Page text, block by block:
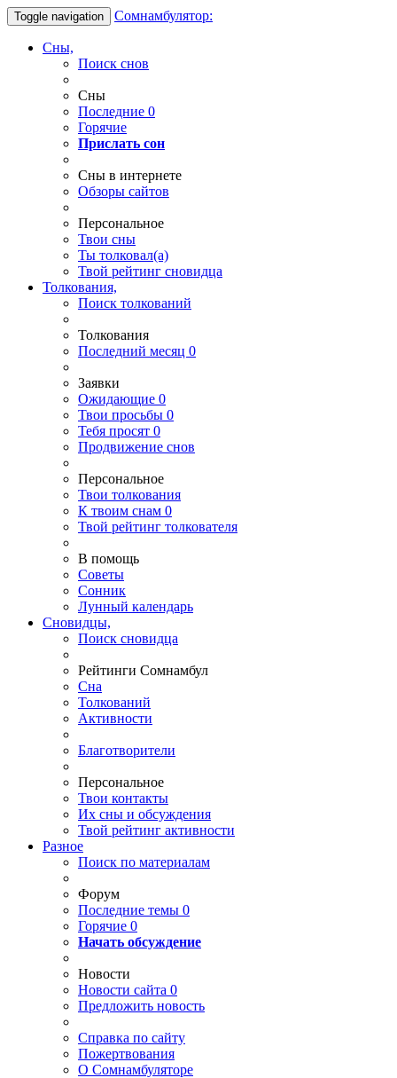
Toggle navigation Сомнамбулятор:
Сны,
Поиск снов
Сны
Последние 0
Горячие
Прислать сон
Сны в интернете
Обзоры сайтов
Персональное
Твои сны
Ты толковал(а)
Твой рейтинг сновидца
Толкования,
Поиск толкований
Толкования
Последний месяц 0
Заявки
Ожидающие 0
Твои просьбы 0
Тебя просят 0
Продвижение снов
Персональное
Твои толкования
К твоим снам 0
Твой рейтинг толкователя
В помощь
Советы
Сонник
Лунный календарь
Сновидцы,
Поиск сновидца
Рейтинги Сомнамбул
Сна
Толкований
Активности
Благотворители
Персональное
Твои контакты
Их сны и обсуждения
Твой рейтинг активности
Разное
Поиск по материалам
Форум
Последние темы 0
Горячие 0
Начать обсуждение
Новости
Новости сайта 0
Предложить новость
Справка по сайту
Пожертвования
О Сомнамбуляторе